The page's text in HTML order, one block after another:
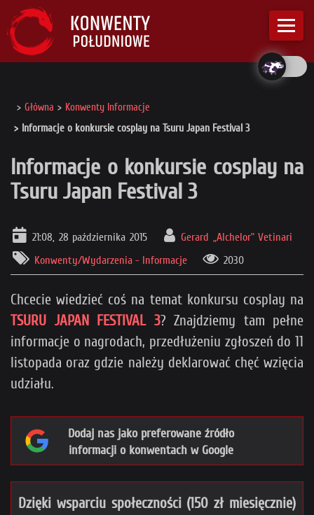
Główna
Konwenty Informacje
Informacje o konkursie cosplay na Tsuru Japan Festival 3
Informacje o konkursie cosplay na
Tsuru Japan Festival 3
21:08, 28 października 2015
Gerard „Alchelor” Vetinari
Konwenty/Wydarzenia - Informacje
2030
Chcecie wiedzieć coś na temat konkursu cosplay na
TSURU JAPAN FESTIVAL 3? Znajdziemy tam pełne
informacje o nagrodach, przedłużeniu zgłoszeń do 11
listopada oraz gdzie należy deklarować chęć wzięcia
udziału.
Dodaj nas jako preferowane źródło
informacji o konwentach w Google
Dzięki wsparciu społeczności (150 zł miesięcznie)